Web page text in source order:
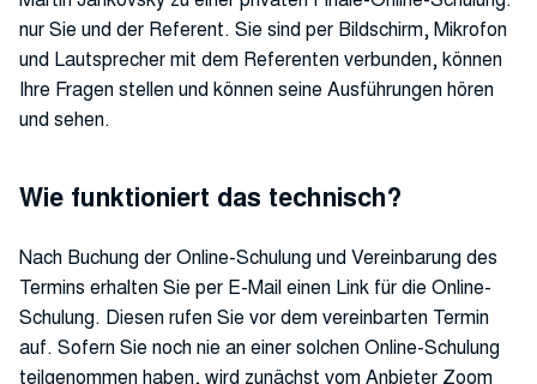
nur Sie und der Referent. Sie sind per Bildschirm, Mikrofon
und Lautsprecher mit dem Referenten verbunden, können
Ihre Fragen stellen und können seine Ausführungen hören
und sehen.
Wie funktioniert das technisch?
Nach Buchung der Online-Schulung und Vereinbarung des
Termins erhalten Sie per E-Mail einen Link für die Online-
Schulung. Diesen rufen Sie vor dem vereinbarten Termin
auf. Sofern Sie noch nie an einer solchen Online-Schulung
teilgenommen haben, wird zunächst vom Anbieter Zoom